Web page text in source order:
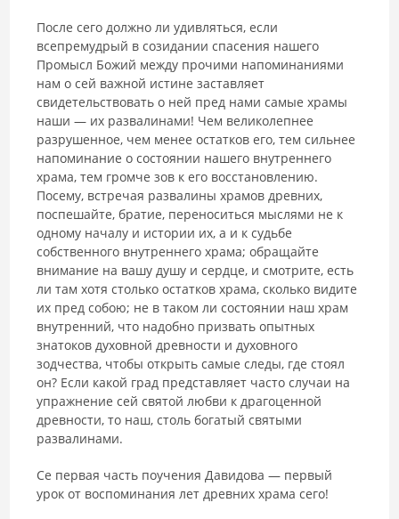
После сего должно ли удивляться, если
всепремудрый в созидании спасения нашего
Промысл Божий между прочими напоминаниями
нам о сей важной истине заставляет
свидетельствовать о ней пред нами самые храмы
наши — их развалинами! Чем великолепнее
разрушенное, чем ме­нее остатков его, тем сильнее
напоминание о состоянии нашего внутрен­него
храма, тем громче зов к его восстановлению.
Посему, встречая раз­валины храмов древних,
поспешайте, братие, переноситься мыслями не к
одному началу и истории их, а и к судьбе
собственного внутреннего храма; обращайте
внимание на вашу душу и сердце, и смотрите, есть
ли там хотя столько остатков храма, сколько видите
их пред собою; не в таком ли состоянии наш храм
внутренний, что надобно призвать опыт­ных
знатоков духовной древности и духовного
зодчества, чтобы открыть самые следы, где стоял
он? Если какой град представляет часто случаи на
упражнение сей святой любви к драгоценной
древности, то наш, столь богатый святыми
развалинами.
Се первая часть поучения Давидова — первый
урок от воспоминания лет древних храма сего!